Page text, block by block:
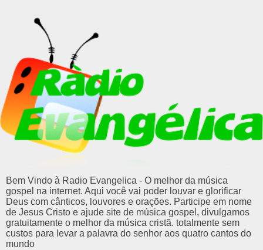
Bem Vindo à Radio Evangelica - O melhor da música
gospel na internet. Aqui você vai poder louvar e glorificar
Deus com cânticos, louvores e orações. Participe em nome
de Jesus Cristo e ajude site de música gospel, divulgamos
gratuitamente o melhor da música cristã. totalmente sem
custos para levar a palavra do senhor aos quatro cantos do
mundo